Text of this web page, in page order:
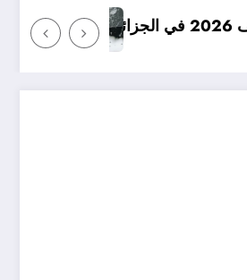
امطار بكميات كبيرة جدا متوقعة في